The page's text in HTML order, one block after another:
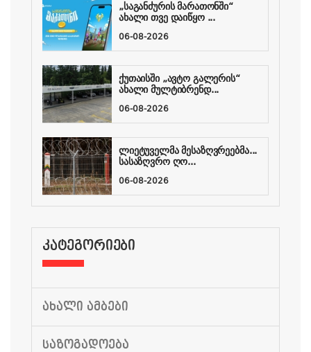
„საგანძურის მარათონში“
ახალი თვე დაიწყო ...
06-08-2026
ქუთაისში „ავტო გალერის“
ახალი მულტიბრენდ...
06-08-2026
ლიეტუველმა მესაზღვრეებმა...
სასაზღვრო ღო...
06-08-2026
ᲙᲐᲢᲔᲒᲝᲠᲘᲔᲑᲘ
ᲐᲮᲐᲚᲘ ᲐᲛᲑᲔᲑᲘ
ᲡᲐᲖᲝᲒᲐᲓᲝᲔᲑᲐ